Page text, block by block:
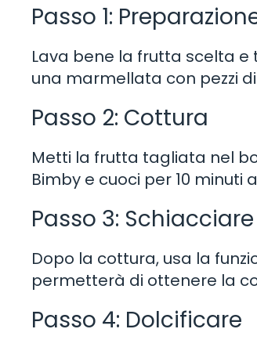
Passo 1:
Lava bene la frutta scelta e
una marmellata con pezzi
Passo 2: Cottura
Metti la frutta tagliata nel
Bimby e cuoci per 10 minuti
Passo 3:
Dopo la cottura, usa la
permetterà di ottenere la
Passo 4: Dolcificare